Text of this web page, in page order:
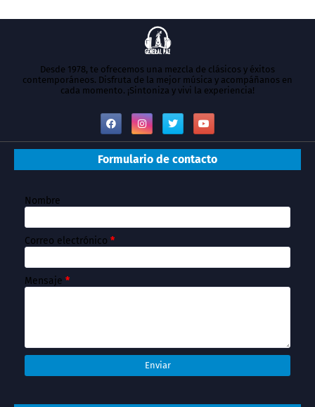
Desde 1978, te ofrecemos una mezcla de clásicos y éxitos
contemporáneos. Disfruta de la mejor música y acompáñanos en
cada momento. ¡Sintoniza y vivi la experiencia!
Formulario de contacto
Nombre
Correo electrónico *
Mensaje *